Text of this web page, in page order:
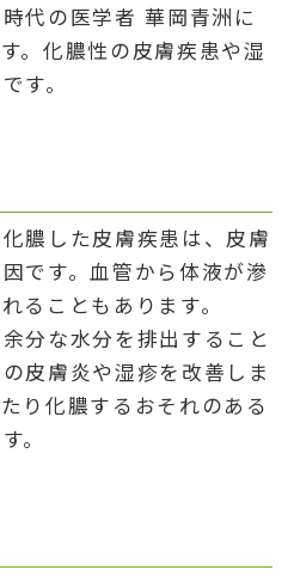
代の医学者 華岡青洲に
。化膿性の皮膚疾患や湿
す。
膿した皮膚疾患は、皮膚
です。血管から体液が滲
ることもあります。
分な水分を排出すること
皮膚炎や湿疹を改善しま
り化膿するおそれのある
。